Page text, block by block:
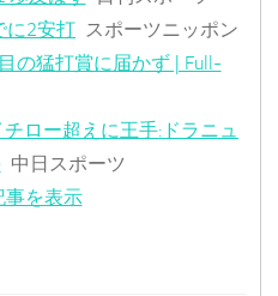
に2安打 スポーツニッポン
の猛打賞に届かず | Full-
ロー超えに王手:ドラニュ
中日スポーツ
事を表示